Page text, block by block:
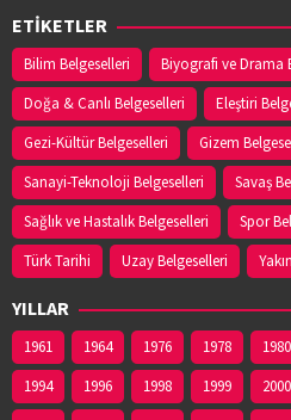
CADDESI NO:14/B
03625443111
YENİ HAVZA ECZANESİ
Adres:İCADİYE MAH.
03627141953
YİĞİT ECZANESİ
03628132140
ETİKETLER
Bilim Belgeselleri Biyografi ve Drama
Doğa & Canlı Belgeselleri
Eleştiri
Gezi-Kültür Belgeselleri
Gizem
Sanayi-Teknoloji Belgeselleri
Savaş
Sağlık ve Hastalık Belgeselleri
Spor
Türk Tarihi
Uzay Belgeselleri
YILLAR
1961 1964 1976 1978 1980
1994
1996 1998 1999 2000